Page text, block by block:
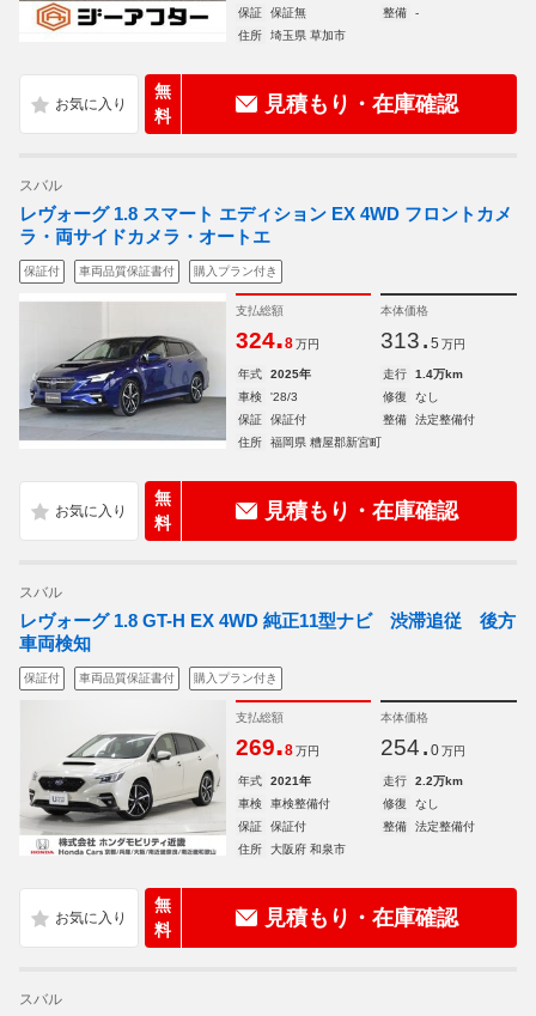
保証
保証無 整備
-
住所
埼玉県 草加市
無
料
見積もり・在庫確認
スバル
レヴォーグ 1.8 スマート エディション EX 4WD フロントカメ
ラ・両サイドカメラ・オートエ
保証付 車両品質保証書付 購入プラン付き
支払総額
324.8 万円
本体価格
313. 5 万円
年式 2025年 走行
1.4万km
車検
'28/3 修復
なし
保証
保証付 整備
法定整備付
住所
福岡県 糟屋郡新宮町
無
料
見積もり・在庫確認
スバル
レヴォーグ 1.8 GT-H EX 4WD 純正11型ナビ 渋滞追従 後方
車両検知
保証付 車両品質保証書付 購入プラン付き
支払総額
269.8 万円
本体価格
254. 0 万円
年式 2021年 走行
2.2万km
車検
車検整備付 修復
なし
保証
保証付 整備
法定整備付
住所
大阪府 和泉市
無
料
見積もり・在庫確認
スバル